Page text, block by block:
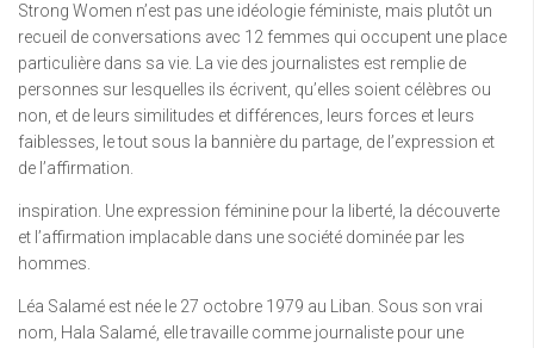
Strong Women n’est pas une idéologie féministe, mais plutôt un
recueil de conversations avec 12 femmes qui occupent une place
particulière dans sa vie. La vie des journalistes est remplie de
personnes sur lesquelles ils écrivent, qu’elles soient célèbres ou
non, et de leurs similitudes et différences, leurs forces et leurs
faiblesses, le tout sous la bannière du partage, de l’expression et
de l’affirmation.
inspiration. Une expression féminine pour la liberté, la découverte
et l’affirmation implacable dans une société dominée par les
hommes.
Léa Salamé est née le 27 octobre 1979 au Liban. Sous son vrai
nom, Hala Salamé, elle travaille comme journaliste pour une